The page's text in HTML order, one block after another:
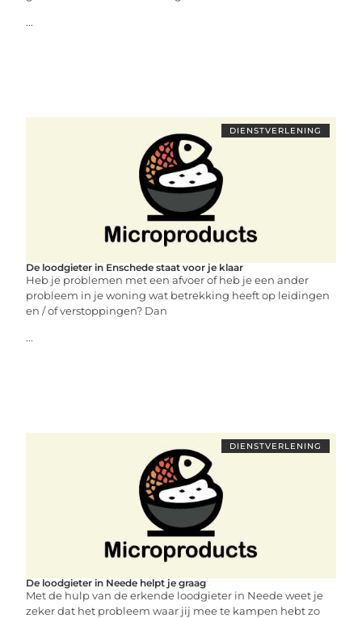
...
DIENSTVERLENING
De loodgieter in Enschede staat voor je klaar
Heb je problemen met een afvoer of heb je een ander
probleem in je woning wat betrekking heeft op leidingen
en / of verstoppingen? Dan
...
DIENSTVERLENING
De loodgieter in Neede helpt je graag
Met de hulp van de erkende loodgieter in Neede weet je
zeker dat het probleem waar jij mee te kampen hebt zo